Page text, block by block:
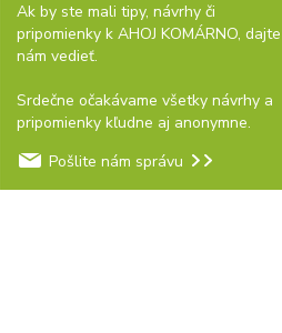
Ak by ste mali tipy, návrhy či
pripomienky k AHOJ KOMÁRNO, dajte
nám vedieť.
Srdečne očakávame všetky návrhy a
pripomienky kľudne aj anonymne.
Pošlite nám správu